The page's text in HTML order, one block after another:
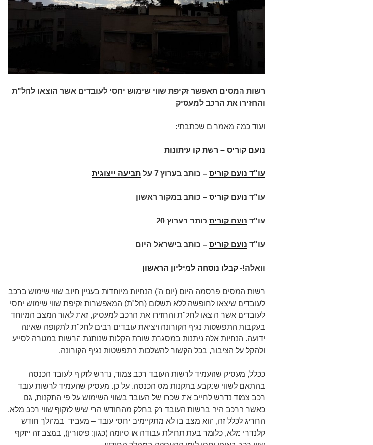
רשות המסים תאפשר זקיפת שווי שימוש יחסי לעובדים אשר הוצאו לחל"ת
והחזירו את הרכב למעסיק
ועוד כמה מאמרים שכתבתי:
נועם קוריס – רשת קו עיתונות
עו"ד נועם קוריס – כותב בערוץ 7 על תביעה ייצוגית
עו”ד נועם קוריס – כותב במקור ראשון
עו"ד נועם קוריס כותב בערוץ 20
עו"ד נועם קוריס – כותב בישראל היום
וואלה!- קבלו נוסחה למיליון הראשון
רשות המסים פרסמה היום (יום ה') הנחיות מיוחדות בעניין חיוב שווי שימוש ברכב
לעובדים שיצאו לחופשה ללא תשלום (חל"ת) המאפשרות זקיפת שווי שימוש יחסי
לעובדים אשר הוצאו לחל"ת והחזירו את הרכב למעסיק, זאת לאור המצב המיוחד
בעקבות התפשטות נגיף הקורונה ויציאת עובדים רבים לחל"ת לתקופה שאינה
ידועה. הנחיות אלה ניתנות במסגרת שורת הקלות שנותנת הרשות במטרה לסייע
ולהקל על הציבור, בכל הקשור להשלכות התפשטות נגיף הקורונה.
ככלל, מעסיק שהעמיד לרשות העובד רכב צמוד, נדרש לזקוף לעובד הכנסה
בהתאם לשווי שנקבע בתקנות מס הכנסה. על כן, מעסיק שהעמיד לרשות עובד
רכב צמוד נדרש לחייב את שכרו של העובד בשווי השימוש על פי התקנות, גם
כאשר הרכב היה ברשות העובד רק בחלק מהחודש הרי שיש לזקוף שווי רכב מלא.
החריג לכלל זה, הוא מצב בו לא מתקיימים יחסי עובד – מעביד במהלך חודש
קלנדרי מלא, כלומר בעת תחילת עבודה או סיומה (כגון: פיטורין), במצב זה ייזקף